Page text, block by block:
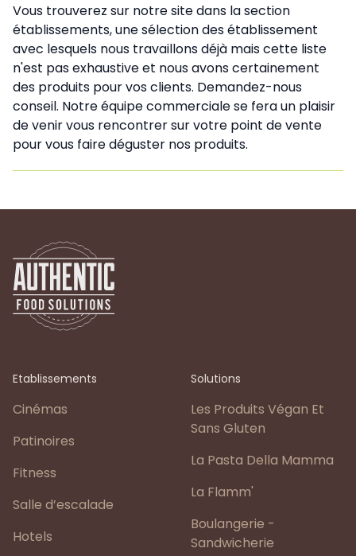
Vous trouverez sur notre site dans la section
établissements, une sélection des établissement
avec lesquels nous travaillons déjà mais cette liste
n'est pas exhaustive et nous avons certainement
des produits pour vos clients. Demandez-nous
conseil. Notre équipe commerciale se fera un plaisir
de venir vous rencontrer sur votre point de vente
pour vous faire déguster nos produits.
Etablissements
Cinémas
Patinoires
Fitness
Salle d’escalade
Hotels
Solutions
Les Produits Végan Et
Sans Gluten
La Pasta Della Mamma
La Flamm'
Boulangerie -
Sandwicherie